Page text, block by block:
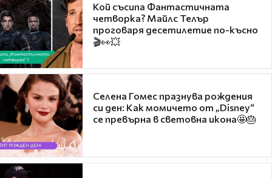
Кой съсипа Фантастичната
четворка? Майлс Телър
проговаря десетилетие по-късно
🎬👀💥
Селена Гомес празнува рождения
си ден: Как момичето от „Disney“
се превърна в световна икона🤩🎂